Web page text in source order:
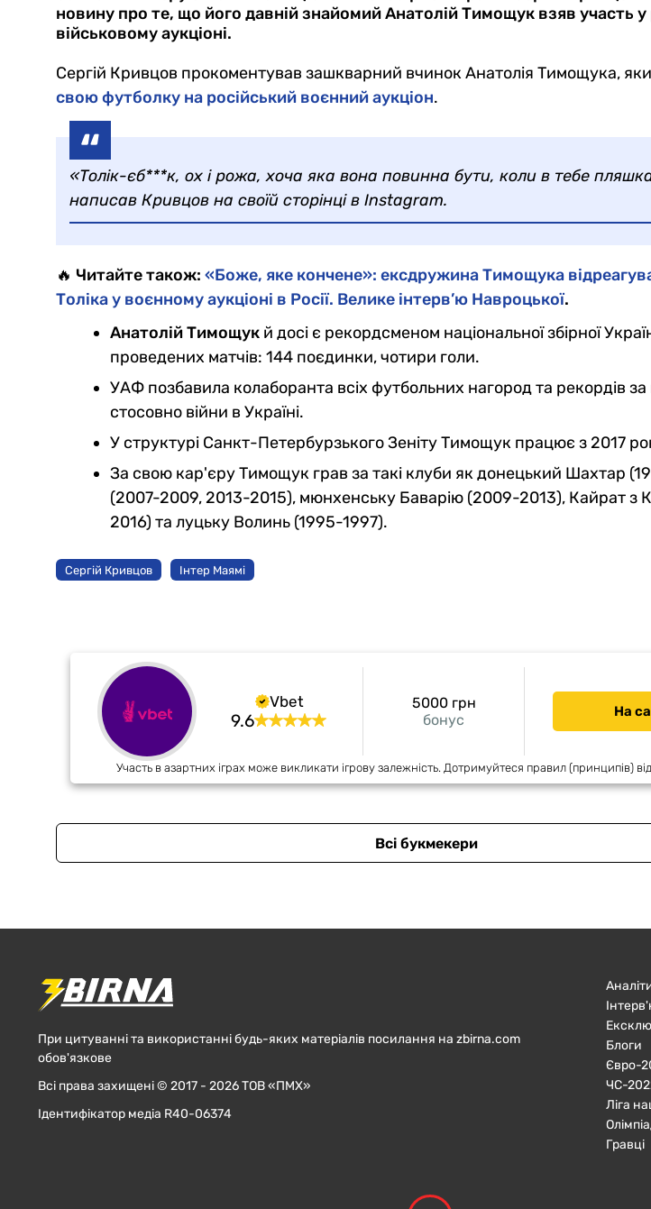
новину про те, що його давній знайомий Анатолій Тимощук взяв участь у
військовому аукціоні.
Сергій Кривцов прокоментував зашкварний вчинок Анатолія Тимощука,
свою футболку на російський воєнний аукціон.
«Толік-єб***к, ох і рожа, хоча яка вона повинна бути, коли в тебе
написав Кривцов на своїй сторінці в Instagram.
🔥 Читайте також: «Боже, яке кончене»: ексдружина Тимощука
Толіка у воєнному аукціоні в Росії. Велике інтерв’ю Навроцької.
Анатолій Тимощук й досі є рекордсменом національної збірної
проведених матчів: 144 поєдинки, чотири голи.
УАФ позбавила колаборанта всіх футбольних нагород та рекордів
стосовно війни в Україні.
У структурі Санкт-Петербурзького Зеніту Тимощук працює з 2017
За свою кар'єру Тимощук грав за такі клуби як донецький Шахтар
(2007-2009, 2013-2015), мюнхенську Баварію (2009-2013), Кайрат з
2016) та луцьку Волинь (1995-1997).
Сергій Кривцов Інтер Маямі
Vbet
9.6 бонус
5000 грн На
Участь в азартних іграх може викликати ігрову залежність. Дотримуйтеся правил (принципів)
Всі букмекери
При цитуванні та використанні будь-яких матеріалів посилання на zbirna.com
обов'язкове
Всі права захищені © 2017 - 2026 ТОВ «ПМХ»
Ідентифікатор медіа R40-06374
Блоги
Євро-
ЧC-
Ліга
Гравці